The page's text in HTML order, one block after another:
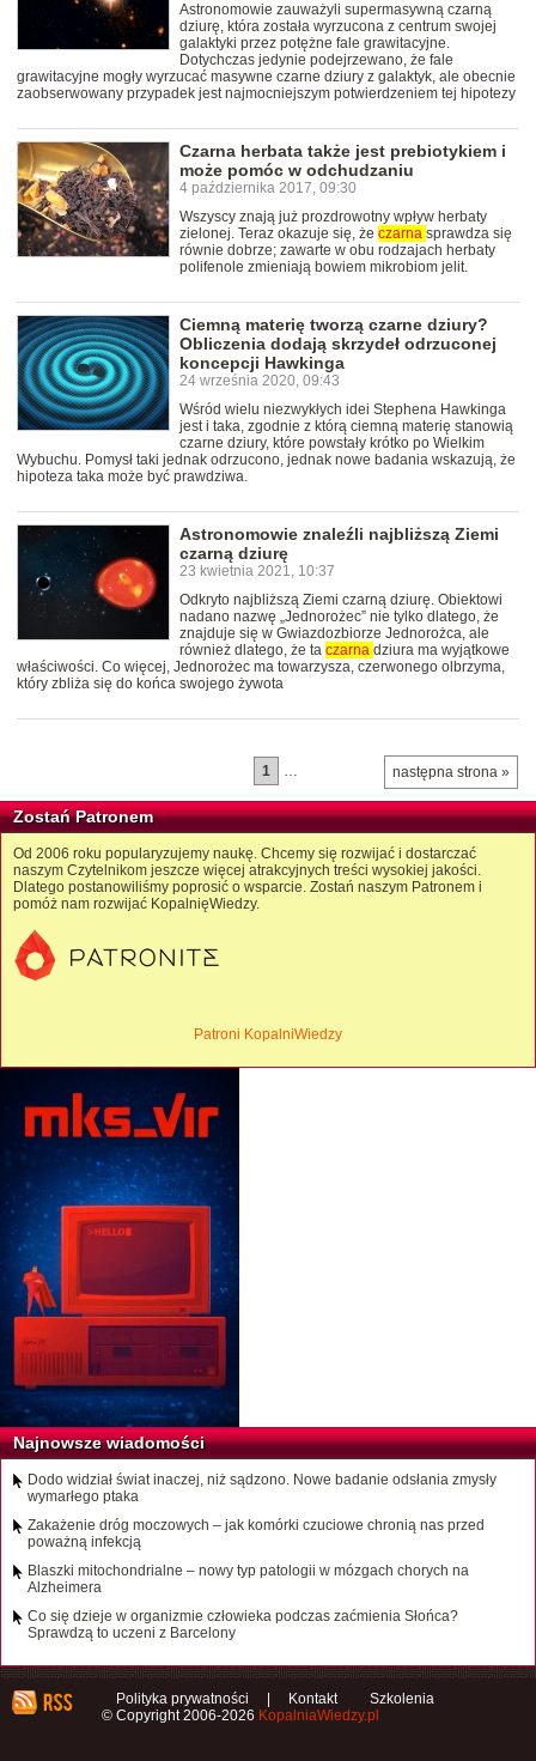
Astronomowie zauważyli supermasywną czarną
dziurę, która została wyrzucona z centrum swojej
galaktyki przez potężne fale grawitacyjne.
Dotychczas jedynie podejrzewano, że fale
grawitacyjne mogły wyrzucać masywne czarne dziury z galaktyk, ale obecnie
zaobserwowany przypadek jest najmocniejszym potwierdzeniem tej hipotezy
Czarna herbata także jest prebiotykiem i
może pomóc w odchudzaniu
4 października 2017, 09:30
Wszyscy znają już prozdrowotny wpływ herbaty
zielonej. Teraz okazuje się, że czarna sprawdza się
równie dobrze; zawarte w obu rodzajach herbaty
polifenole zmieniają bowiem mikrobiom jelit.
Ciemną materię tworzą czarne dziury?
Obliczenia dodają skrzydeł odrzuconej
koncepcji Hawkinga
24 września 2020, 09:43
Wśród wielu niezwykłych idei Stephena Hawkinga
jest i taka, zgodnie z którą ciemną materię stanowią
czarne dziury, które powstały krótko po Wielkim
Wybuchu. Pomysł taki jednak odrzucono, jednak nowe badania wskazują, że
hipoteza taka może być prawdziwa.
Astronomowie znaleźli najbliższą Ziemi
czarną dziurę
23 kwietnia 2021, 10:37
Odkryto najbliższą Ziemi czarną dziurę. Obiektowi
nadano nazwę „Jednorożec” nie tylko dlatego, że
znajduje się w Gwiazdozbiorze Jednorożca, ale
również dlatego, że ta czarna dziura ma wyjątkowe
właściwości. Co więcej, Jednorożec ma towarzysza, czerwonego olbrzyma,
który zbliża się do końca swojego żywota
następna strona »
1 …
Zostań Patronem
Od 2006 roku popularyzujemy naukę. Chcemy się rozwijać i dostarczać
naszym Czytelnikom jeszcze więcej atrakcyjnych treści wysokiej jakości.
Dlatego postanowiliśmy poprosić o wsparcie. Zostań naszym Patronem i
pomóż nam rozwijać KopalnięWiedzy.
Patroni KopalniWiedzy
Najnowsze wiadomości
Dodo widział świat inaczej, niż sądzono. Nowe badanie odsłania zmysły
wymarłego ptaka
Zakażenie dróg moczowych – jak komórki czuciowe chronią nas przed
poważną infekcją
Blaszki mitochondrialne – nowy typ patologii w mózgach chorych na
Alzheimera
Co się dzieje w organizmie człowieka podczas zaćmienia Słońca?
Sprawdzą to uczeni z Barcelony
Polityka prywatności Kontakt
Szkolenia
© Copyright 2006-2026 KopalniaWiedzy.pl